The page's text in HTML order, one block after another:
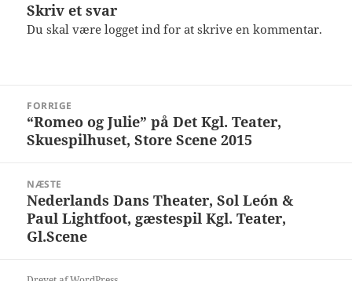
Skriv et svar
Du skal værelogget ind for at skrive en kommentar.
FORRIGE
Forrige
indlæg:
“Romeo og Julie” på Det Kgl. Teater,
Skuespilhuset, Store Scene 2015
NÆSTE
Næste
indlæg:
Nederlands Dans Theater, Sol León &
Paul Lightfoot, gæstespil Kgl. Teater,
Gl.Scene